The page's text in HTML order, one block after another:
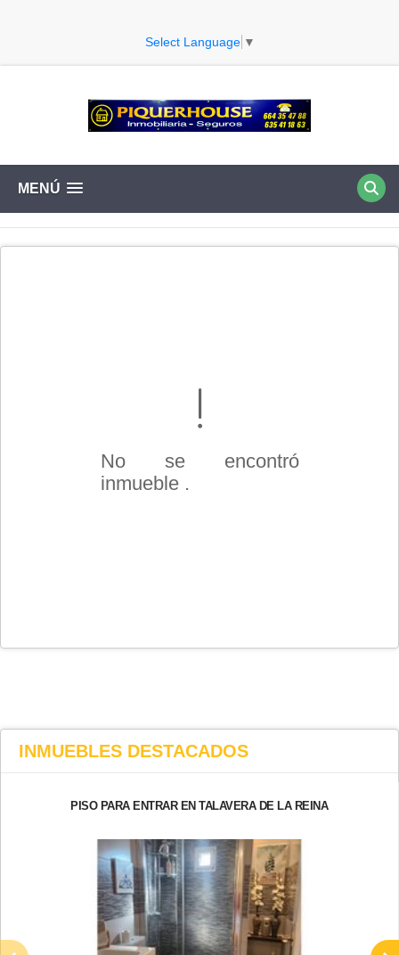
Select Language ▼
MENÚ
No se encontró
inmueble .
INMUEBLES DESTACADOS
PISO PARA ENTRAR EN TALAVERA DE LA REINA